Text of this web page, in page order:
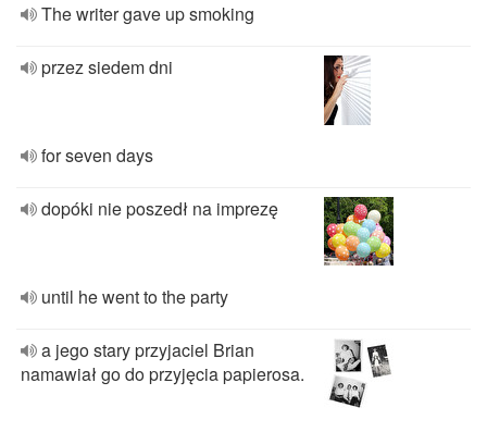
The writer gave up smoking
przez siedem dni
for seven days
dopóki nie poszedł na imprezę
until he went to the party
a jego stary przyjaciel Brian
namawiał go do przyjęcia papierosa.